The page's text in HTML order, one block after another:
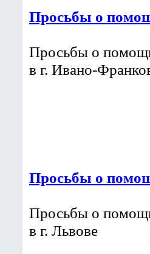
Просьбы о
Просьбы о